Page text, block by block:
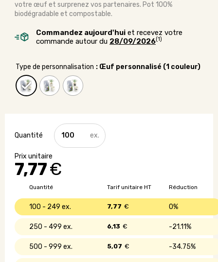
votre œuf et surprenez vos partenaires. Pot 100%
biodégradable et compostable.
Commandez aujourd'hui et recevez votre
commande autour du 28/09/2026(1)
Type de personnalisation : Œuf personnalisé (1 couleur)
7,77€
quantité
de
Kit
plantation
dans
Quantité Réduction
Tarif unitaire HT
100 - 249 0%
7,77 €
250 - 499 21.11%
6,13 €
500 - 999 34.75%
5,07 €